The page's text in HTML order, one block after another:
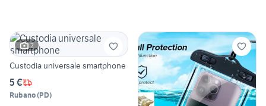
2
Custodia universale smartphone
5 €
Rubano(PD)